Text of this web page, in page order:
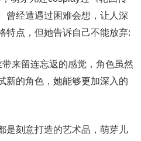
曾经遭遇过困难会想，让人深
特点，但她告诉自己不能放弃:
来留连忘返的感觉，角色虽然
新的角色，她能够更加深入的
是刻意打造的艺术品，萌芽儿